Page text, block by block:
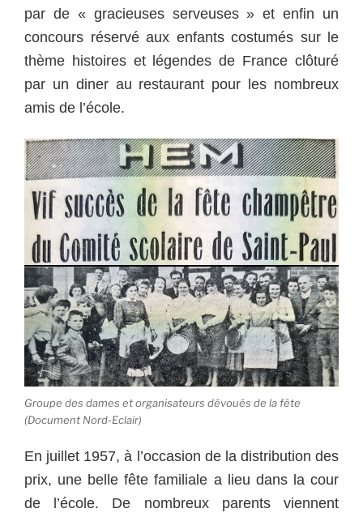
par de « gracieuses serveuses » et enfin un
concours réservé aux enfants costumés sur le
thème histoires et légendes de France clôturé
par un diner au restaurant pour les nombreux
amis de l’école.
Groupe des dames et organisateurs dévoués de la fête
(Document Nord-Eclair)
En juillet 1957, à l’occasion de la distribution des
prix, une belle fête familiale a lieu dans la cour
de l’école. De nombreux parents viennent